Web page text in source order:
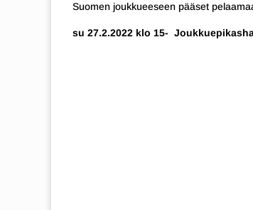
Suomen joukkueeseen pääset
su 27.2.2022 klo 15-